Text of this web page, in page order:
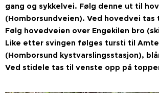
gang og sykkelvei. Følg denne ut til
(Homborsundveien). Ved hovedvei tas
Følg hovedveien over Engekilen bro
Like etter svingen følges tursti til
(Homborsund kystvarslingsstasjon),
Ved stidele tas til venste opp på